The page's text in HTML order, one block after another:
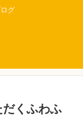
グ
くふわふ